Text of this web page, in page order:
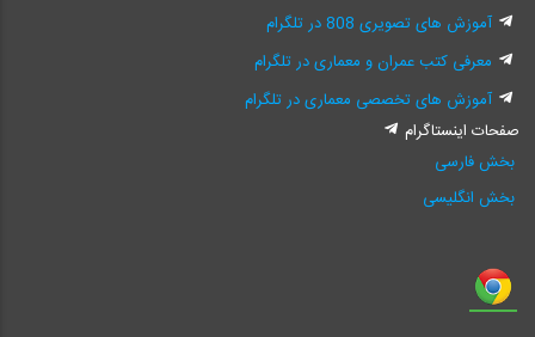
آموزش های تصویری 808 در تلگرام
معرفی کتب عمران و معماری در تلگرام
آموزش های تخصصی معماری در تلگرام
صفحات اینستاگرام
بخش فارسی
بخش انگلیسی